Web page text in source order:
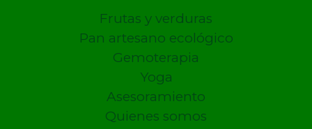
Frutas y verduras
Pan artesano ecológico
Gemoterapia
Yoga
Asesoramiento
Quienes somos